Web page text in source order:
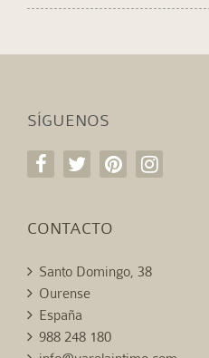
SÍGUENOS
CONTACTO
Santo Domingo, 38
Ourense
España
988 248 180